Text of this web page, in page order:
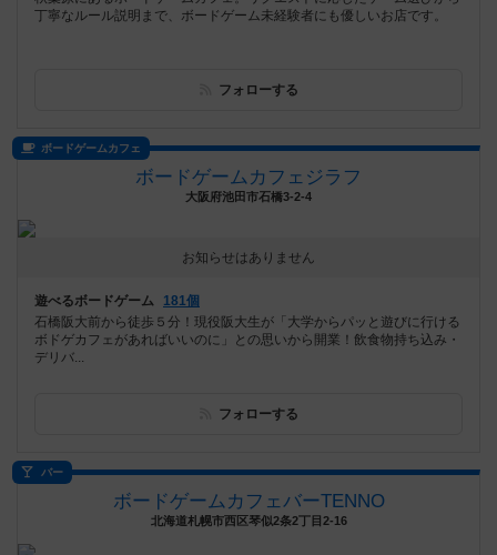
丁寧なルール説明まで、ボードゲーム未経験者にも優しいお店です。
フォローする
ボードゲームカフェ
ボードゲームカフェジラフ
大阪府池田市石橋3-2-4
お知らせはありません
遊べるボードゲーム
181個
石橋阪大前から徒歩５分！現役阪大生が「大学からパッと遊びに行ける
ボドゲカフェがあればいいのに」との思いから開業！飲食物持ち込み・
デリバ...
フォローする
バー
ボードゲームカフェバーTENNO
北海道札幌市西区琴似2条2丁目2-16